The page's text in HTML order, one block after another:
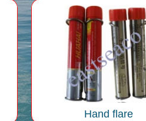
Hand flare